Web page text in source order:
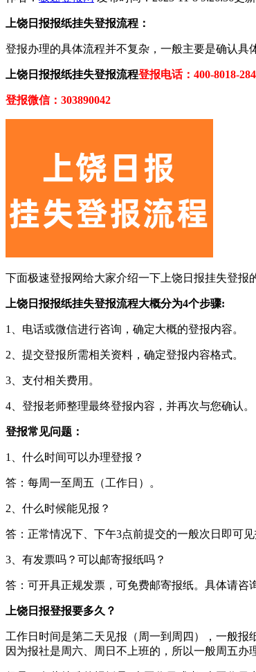
上饶日报报纸挂失登报流程：
登报办理的具体流程并不复杂，一般主要是确认
上饶日报报纸挂失登报流程登报电话：400-8018-284
登报微信：303890042
下面极速登报网给大家介绍一下上饶日报挂失登报
上饶日报报纸挂失登报流程大概分为4个步骤:
1、电话或微信进行咨询，确定大概的登报内容。
2、提交登报所需相关资料，确定登报内容格式。
3、支付相关费用。
4、登报老师整理最终登报内容，并再次与您确认。
登报常见问题：
1、什么时间可以办理登报？
答：每周一至周五（工作日）。
2、什么时候能见报？
答：正常情况下、下午3点前提交的一般次日即可
3、有发票吗？可以邮寄报纸吗？
答：可开具正规发票，可免费邮寄报纸。具体请咨
上饶日报登报要多久？
工作日时间是第二天见报（周一到周四），一般报
因为报社是周六、周日不上班的，所以一般周五